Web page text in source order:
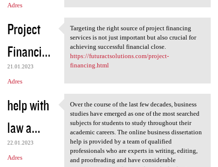
Adres
Project
Financi...
21.01.2023
Adres
Targeting the right source of
Targeting the right source of project financing
services is not just important but also crucial for
achieving successful financial close.
https://futuractsolutions.com/project-
financing.html
help with
law a...
22.01.2023
Adres
Over the course of the last
Over the course of the last few decades, business
studies have emerged as one of the most searched
subjects for students to study throughout their
academic careers. The online business dissertation
help is provided by a team of qualified
professionals who are experts in writing, editing,
and proofreading and have considerable